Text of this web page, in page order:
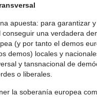
apuesta: para garantizar
conseguir una verdadera
(y por tanto el demos
demos) locales y
y tansnacional de
o liberales.
la soberanía europea